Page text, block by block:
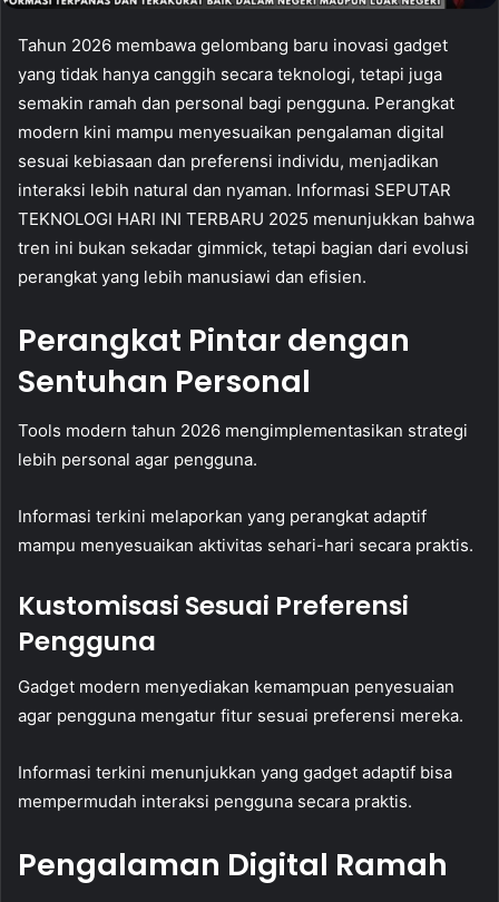
Tahun 2026 membawa gelombang baru inovasi gadget
yang tidak hanya canggih secara teknologi, tetapi juga
semakin ramah dan personal bagi pengguna. Perangkat
modern kini mampu menyesuaikan pengalaman digital
sesuai kebiasaan dan preferensi individu, menjadikan
interaksi lebih natural dan nyaman. Informasi SEPUTAR
TEKNOLOGI HARI INI TERBARU 2025 menunjukkan bahwa
tren ini bukan sekadar gimmick, tetapi bagian dari evolusi
perangkat yang lebih manusiawi dan efisien.
Perangkat Pintar dengan
Sentuhan Personal
Tools modern tahun 2026 mengimplementasikan strategi
lebih personal agar pengguna.
Informasi terkini melaporkan yang perangkat adaptif
mampu menyesuaikan aktivitas sehari-hari secara praktis.
Kustomisasi Sesuai Preferensi
Pengguna
Gadget modern menyediakan kemampuan penyesuaian
agar pengguna mengatur fitur sesuai preferensi mereka.
Informasi terkini menunjukkan yang gadget adaptif bisa
mempermudah interaksi pengguna secara praktis.
Pengalaman Digital Ramah